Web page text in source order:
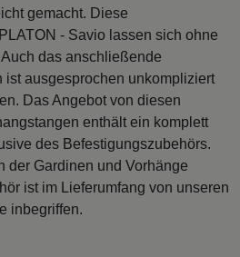
gemacht. Diese
- Savio lassen sich ohne
das anschließende
ist ausgesprochen unkompliziert
Das Angebot von diesen
enthält ein komplett
des Befestigungszubehörs.
der Gardinen und Vorhänge
ist im Lieferumfang von unseren
inbegriffen.